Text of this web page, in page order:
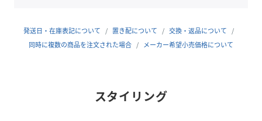
原産国 中国
発送日・在庫表記について 置き配について
交換・返品について
同時に複数の商品を注文された場合
メーカー希望小売価格について
スタイリング